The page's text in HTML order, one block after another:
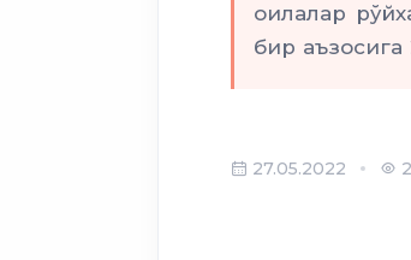
оилалар
бир
27.05.2022